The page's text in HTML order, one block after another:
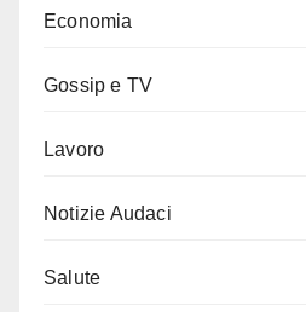
Economia
Gossip e TV
Lavoro
Notizie Audaci
Salute